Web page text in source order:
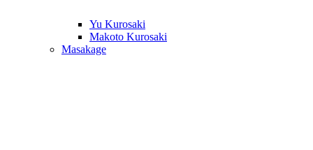
Yu Kurosaki
Makoto Kurosaki
Masakage